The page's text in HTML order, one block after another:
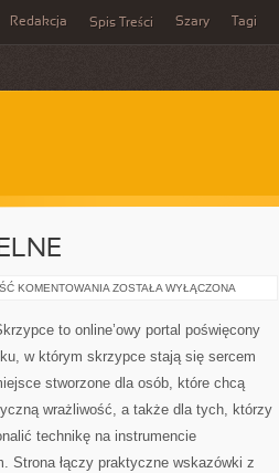
Redakcja Spis Treści Szary Tagi
KOMENTOWANIA MUZYKA
WESELNE
ZOSTAŁA WYŁĄCZONA
to online’owy portal poświęcony
w którym skrzypce stają się sercem
stworzone dla osób, które chcą
wrażliwość, a także dla tych, którzy
technikę na instrumencie
Strona łączy praktyczne wskazówki z